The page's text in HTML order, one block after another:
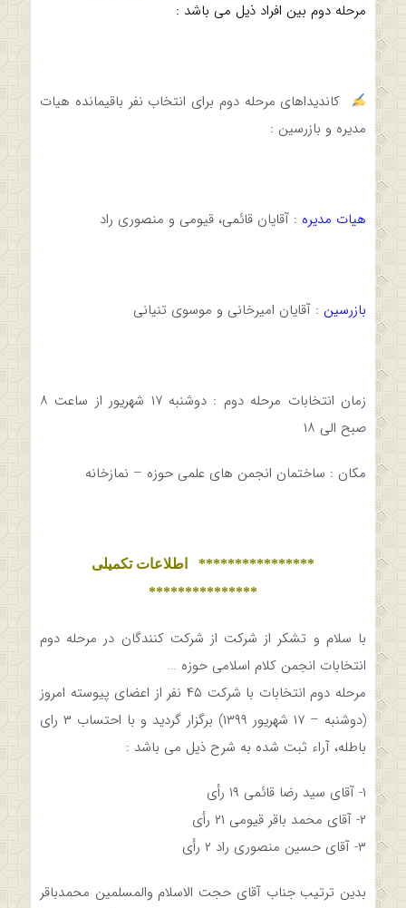
مرحله دوم بین افراد ذیل می باشد :
کاندیداهای مرحله دوم برای انتخاب نفر باقیمانده هیات
مدیره و بازرسین :
هیات مدیره : آقایان قائمی، قیومی و منصوری راد
بازرسین : آقایان امیرخانی و موسوی تنیانی
زمان انتخابات مرحله دوم : دوشنبه ۱۷ شهریور از ساعت ۸
صبح الی ۱۸
مکان : ساختمان انجمن های علمی حوزه – نمازخانه
**************** اطلاعات تکمیلی
***************
با سلام و تشکر از شرکت از شرکت کنندگان در مرحله دوم
انتخابات انجمن کلام اسلامی حوزه …
مرحله دوم انتخابات با شرکت ۴۵ نفر از اعضای پیوسته امروز
(دوشنبه – ۱۷ شهریور ۱۳۹۹) برگزار گردید و با احتساب ۳ رای
باطله، آراء ثبت شده به شرح ذیل می باشد :
۱- آقای سید رضا قائمی ۱۹ رأی
۲- آقای محمد باقر قیومی ۲۱ رأی
۳- آقای حسین منصوری راد ۲ رأی
بدین ترتیب جناب آقای حجت الاسلام والمسلمین محمدباقر